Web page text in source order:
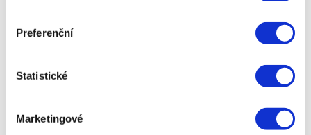
Preferenční
Statistické
Marketingové
Napsat komentář
informace jsou označeny